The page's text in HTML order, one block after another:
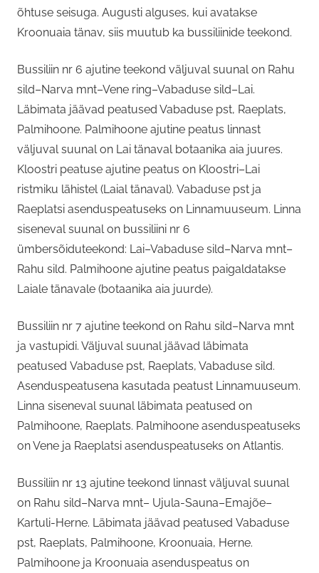
õhtuse seisuga. Augusti alguses, kui avatakse
Kroonuaia tänav, siis muutub ka bussiliinide teekond.
Bussiliin nr 6 ajutine teekond väljuval suunal on Rahu
sild–Narva mnt–Vene ring–Vabaduse sild–Lai.
Läbimata jäävad peatused Vabaduse pst, Raeplats,
Palmihoone. Palmihoone ajutine peatus linnast
väljuval suunal on Lai tänaval botaanika aia juures.
Kloostri peatuse ajutine peatus on Kloostri–Lai
ristmiku lähistel (Laial tänaval). Vabaduse pst ja
Raeplatsi asenduspeatuseks on Linnamuuseum. Linna
siseneval suunal on bussiliini nr 6
ümbersõiduteekond: Lai–Vabaduse sild–Narva mnt–
Rahu sild. Palmihoone ajutine peatus paigaldatakse
Laiale tänavale (botaanika aia juurde).
Bussiliin nr 7 ajutine teekond on Rahu sild–Narva mnt
ja vastupidi. Väljuval suunal jäävad läbimata
peatused Vabaduse pst, Raeplats, Vabaduse sild.
Asenduspeatusena kasutada peatust Linnamuuseum.
Linna siseneval suunal läbimata peatused on
Palmihoone, Raeplats. Palmihoone asenduspeatuseks
on Vene ja Raeplatsi asenduspeatuseks on Atlantis.
Bussiliin nr 13 ajutine teekond linnast väljuval suunal
on Rahu sild–Narva mnt– Ujula-Sauna–Emajõe–
Kartuli-Herne. Läbimata jäävad peatused Vabaduse
pst, Raeplats, Palmihoone, Kroonuaia, Herne.
Palmihoone ja Kroonuaia asenduspeatus on